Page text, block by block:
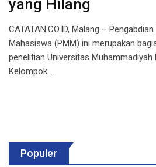
yang Hilang
CATATAN.CO.ID, Malang –
Mahasiswa (PMM) ini merupakan
penelitian Universitas Muhammadiyah
Kelompok…
Populer